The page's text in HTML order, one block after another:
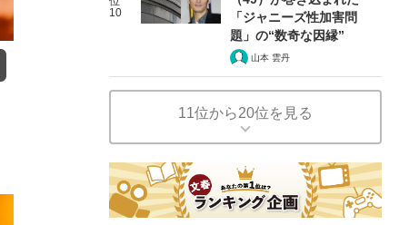
10
「ジャニーズ性加害問
題」の“数奇な因縁”
山本 雲丹
11位から20位を見る